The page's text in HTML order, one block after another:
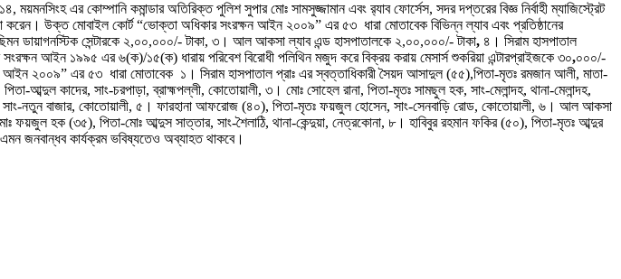
এর কোম্পানি কমান্ডার অতিরিক্ত পুলিশ সুপার মোঃ সামসুজ্জামান এবং র‌্যাব ফোর্সেস, সদর দপ্তরের বিজ্ঞ নির্বাহী ম্যাজিস্ট্রেট
করেন। উক্ত মোবাইল কোর্ট “ভোক্তা অধিকার সংরক্ষন আইন ২০০৯” এর ৫৩ ধারা মোতাবেক বিভিন্ন ল্যাব এবং প্রতিষ্ঠানের
ডায়াগনস্টিক সেন্টারকে ২,০০,০০০/- টাকা, ৩। আল আকসা ল্যাব এন্ড হাসপাতালকে ২,০০,০০০/- টাকা, ৪। সিরাম হাসপাতাল
সংরক্ষন আইন ১৯৯৫ এর ৬(ক)/১৫(ক) ধারায় পরিবেশ বিরোধী পলিথিন মজুদ করে বিক্রয় করায় মেসার্স শুকরিয়া এন্টারপ্রাইজকে ৩০,০০০/-
আইন ২০০৯” এর ৫৩ ধারা মোতাবেক ১। সিরাম হাসপাতাল প্রাঃ এর স্বত্তাধিকারী সৈয়দ আসাদুল (৫৫),পিতা-মৃতঃ রমজান আলী, মাতা-
আব্দুল কাদের, সাং-চরপাড়া, ব্রাহ্মপল্লী, কোতোয়ালী, ৩। মোঃ সোহেল রানা, পিতা-মৃতঃ সামছুল হক, সাং-মেলান্দহ, থানা-মেলান্দহ,
সাং-নতুন বাজার, কোতোয়ালী, ৫। ফারহানা আফরোজ (৪০), পিতা-মৃতঃ ফয়জুল হোসেন, সাং-সেনবাড়ি রোড, কোতোয়ালী, ৬। আল আকসা
ফয়জুল হক (৩৫), পিতা-মোঃ আব্দুস সাত্তার, সাং-শৈলাঠি, থানা-কেন্দুয়া, নেত্রকোনা, ৮। হাবিবুর রহমান ফকির (৫০), পিতা-মৃতঃ আব্দুর
এমন জনবান্ধব কার্যক্রম ভবিষ্যতেও অব্যাহত থাকবে।